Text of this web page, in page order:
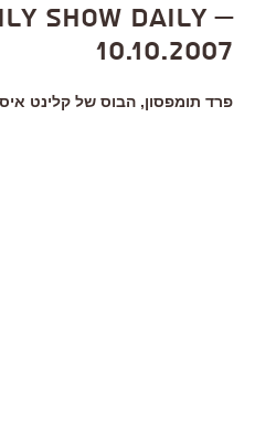
Show Daily –
10.10.2007
פרד תומפסון, הבוס של קלינט